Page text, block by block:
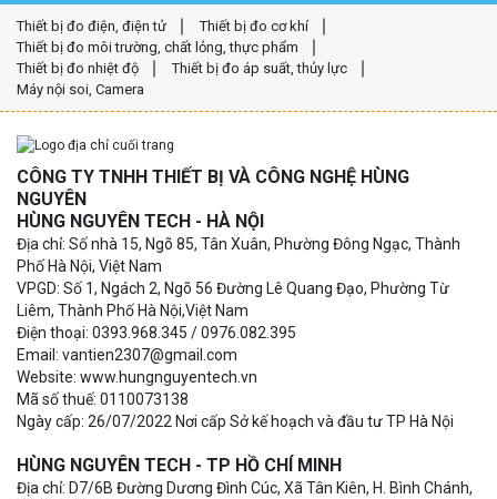
Thiết bị đo điện, điện tử
Thiết bị đo cơ khí
Thiết bị đo môi trường, chất lỏng, thực phẩm
Thiết bị đo nhiệt độ
Thiết bị đo áp suất, thủy lực
Máy nội soi, Camera
CÔNG TY TNHH THIẾT BỊ VÀ CÔNG NGHỆ HÙNG
NGUYÊN
HÙNG NGUYÊN TECH - HÀ NỘI
Địa chỉ: Số nhà 15, Ngõ 85, Tân Xuân, Phường Đông Ngạc, Thành
Phố Hà Nội, Việt Nam
VPGD: Số 1, Ngách 2, Ngõ 56 Đường Lê Quang Đạo, Phường Từ
Liêm, Thành Phố Hà Nội,Việt Nam
Điện thoại: 0393.968.345 / 0976.082.395
Email: vantien2307@gmail.com
Website: www.hungnguyentech.vn
Mã số thuế: 0110073138
Ngày cấp: 26/07/2022 Nơi cấp Sở kế hoạch và đầu tư TP Hà Nội
HÙNG NGUYÊN TECH - TP HỒ CHÍ MINH
Địa chỉ: D7/6B Đường Dương Đình Cúc, Xã Tân Kiên, H. Bình Chánh,